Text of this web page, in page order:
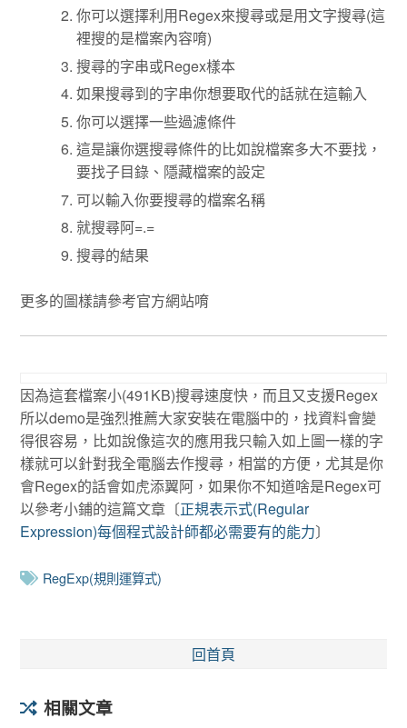
你可以選擇利用Regex來搜尋或是用文字搜尋(這
裡搜的是檔案內容唷)
搜尋的字串或Regex樣本
如果搜尋到的字串你想要取代的話就在這輸入
你可以選擇一些過濾條件
這是讓你選搜尋條件的比如說檔案多大不要找，
要找子目錄、隱藏檔案的設定
可以輸入你要搜尋的檔案名稱
就搜尋阿=.=
搜尋的結果
更多的圖樣請參考官方網站唷
因為這套檔案小(491KB)搜尋速度快，而且又支援Regex
所以demo是強烈推薦大家安裝在電腦中的，找資料會變
得很容易，比如說像這次的應用我只輸入如上圖一樣的字
樣就可以針對我全電腦去作搜尋，相當的方便，尤其是你
會Regex的話會如虎添翼阿，如果你不知道啥是Regex可
以參考小鋪的這篇文章〔正規表示式(Regular
Expression)每個程式設計師都必需要有的能力〕
RegExp(規則運算式)
回首頁
相關文章